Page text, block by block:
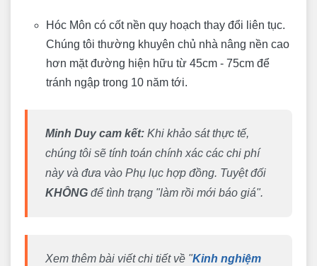
Hóc Môn có cốt nền quy hoạch thay đổi liên tục.
Chúng tôi thường khuyên chủ nhà nâng nền cao
hơn mặt đường hiện hữu từ 45cm - 75cm để
tránh ngập trong 10 năm tới.
Minh Duy cam kết: Khi khảo sát thực tế,
chúng tôi sẽ tính toán chính xác các chi phí
này và đưa vào Phụ lục hợp đồng. Tuyệt đối
KHÔNG để tình trạng "làm rồi mới báo giá".
Xem thêm bài viết chi tiết về "Kinh nghiệm